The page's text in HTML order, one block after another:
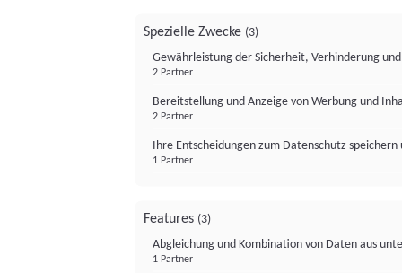
Spezielle Zwecke (3)
Gewährleistung der Sicherheit, Verhinderung
2 Partner
Bereitstellung und Anzeige von Werbung und
2 Partner
Ihre Entscheidungen zum Datenschutz
1 Partner
Features (3)
Abgleichung und Kombination von Daten aus
1 Partner